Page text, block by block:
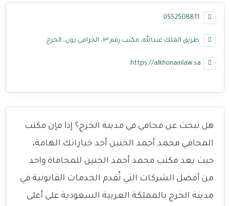
طريق الملك عبدالله، مكتب رقم ١٣، الخزامى زون، الخرج
https://alkhonainlaw.sa
هل تبحث عن محامي في مدينة الخرج؟ إذا فإن مكتب
المحامي محمد أحمد الخنين أحد خياراتك الهامة،
حيث يعد مكتب محمد أحمد الخنين للمحاماة واحد
من أفضل الشركات التي تُقدم الخدمات القانونية في
مدينة الخرج بالمملكة العربية السعودية على أعلى